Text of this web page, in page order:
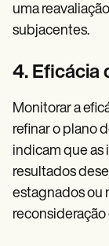
uma
subjacentes.
4. Eficácia
Monitorar a
refinar o plano
indicam que as
resultados
estagnados ou